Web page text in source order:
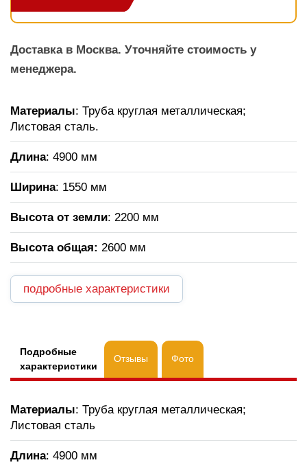
Доставка в Москва. Уточняйте стоимость у
менеджера.
Материалы: Труба круглая металлическая;
Листовая сталь.
Длина: 4900 мм
Ширина: 1550 мм
Высота от земли: 2200 мм
Высота общая: 2600 мм
подробные характеристики
Подробные
характеристики
Отзывы Фото
Материалы: Труба круглая металлическая;
Листовая сталь
Длина: 4900 мм